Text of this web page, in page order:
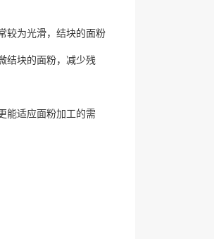
较为光滑，结块的面粉
结块的面粉，减少残
能适应面粉加工的需